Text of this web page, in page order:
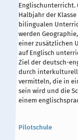
Kalender
Kontakte /
Englischunterricht.
Halbjahr der
bilingualen
werden
einer zusätzlichen
auf Englisch
Ziel der deutsch-
durch
vermitteln, die in
sein wird und die
einem
Pilotschule